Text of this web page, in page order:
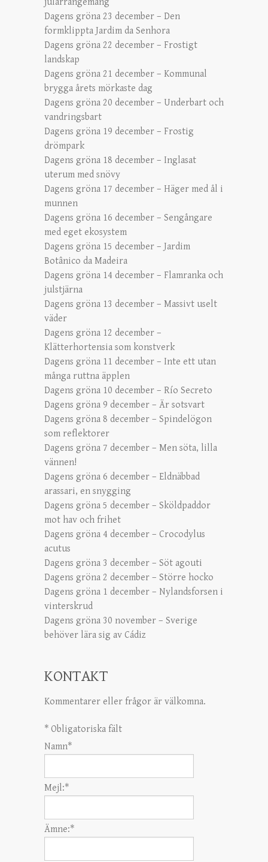
Dagens gröna 23 december – Den
formklippta Jardim da Senhora
Dagens gröna 22 december – Frostigt
landskap
Dagens gröna 21 december – Kommunal
brygga årets mörkaste dag
Dagens gröna 20 december – Underbart och
vandringsbart
Dagens gröna 19 december – Frostig
drömpark
Dagens gröna 18 december – Inglasat
uterum med snövy
Dagens gröna 17 december – Häger med ål i
munnen
Dagens gröna 16 december – Sengångare
med eget ekosystem
Dagens gröna 15 december – Jardim
Botânico da Madeira
Dagens gröna 14 december – Flamranka och
julstjärna
Dagens gröna 13 december – Massivt uselt
väder
Dagens gröna 12 december –
Klätterhortensia som konstverk
Dagens gröna 11 december – Inte ett utan
många ruttna äpplen
Dagens gröna 10 december – Río Secreto
Dagens gröna 9 december – Är sotsvart
Dagens gröna 8 december – Spindelögon
som reflektorer
Dagens gröna 7 december – Men söta, lilla
vännen!
Dagens gröna 6 december – Eldnäbbad
arassari, en snygging
Dagens gröna 5 december – Sköldpaddor
mot hav och frihet
Dagens gröna 4 december – Crocodylus
acutus
Dagens gröna 3 december – Söt agouti
Dagens gröna 2 december – Större hocko
Dagens gröna 1 december – Nylandsforsen i
vinterskrud
Dagens gröna 30 november – Sverige
behöver lära sig av Cádiz
KONTAKT
Kommentarer eller frågor är välkomna.
* Obligatoriska fält
Namn*
Mejl:*
Ämne:*